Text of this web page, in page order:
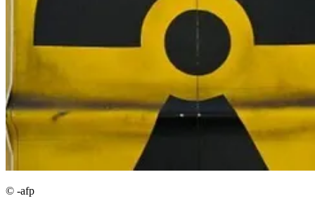
© -afp